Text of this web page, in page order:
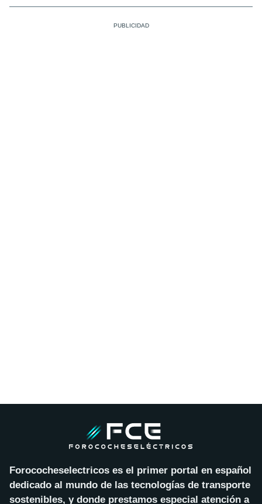
Forococheselectricos es el primer portal en español
dedicado al mundo de las tecnologías de transporte
sostenibles, y donde prestamos especial atención a